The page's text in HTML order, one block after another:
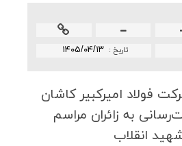
روابط عمومی
نظرسنجی ها
و تامین کنندگان
تاريخ : ۱۴۰۵/۰۴/۱۳
فولاد امیركبیر كاشان
به زائران مراسم
انقلاب